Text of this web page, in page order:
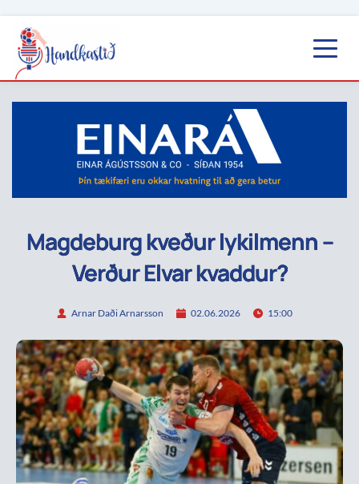
Magdeburg kveður lykilmenn –
Verður Elvar kvaddur?
Arnar Daði Arnarsson 02.06.2026 15:00